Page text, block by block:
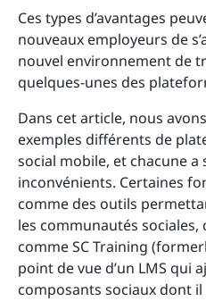
Ces types d’avantages
nouveaux employeurs de
nouvel environnement de
quelques-unes des
Dans cet article, nous
exemples différents de
social mobile, et chacune
inconvénients. Certaines
comme des outils
les communautés sociales,
comme SC Training
point de vue d’un LMS qui
composants sociaux dont il